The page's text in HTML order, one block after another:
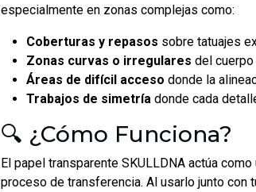
especialmente en zonas complejas como:
Coberturas y repasos sobre tatuajes
Zonas curvas o irregulares del cuerpo
Áreas de difícil acceso donde la
Trabajos de simetría donde cada
🔍 ¿Cómo Funciona?
El papel transparente SKULLDNA actúa como
proceso de transferencia. Al usarlo junto con